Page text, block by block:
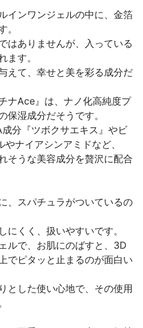
インワンジェルの中に、金箔
。
はありませんが、入っている
ます。
えて、幸せと美を彩る成分だ
ナAce』は、ナノ化高純度プ
保湿成分だそうです。
分『ツボクサエキス』やビ
ナイアシンアミドなど、
そうな美容成分を贅沢に配合
、スパチュラがついているの
にくく、扱いやすいです。
ルで、お肌にのばすと、3D
でピタッと止まるのが面白い
とした使い心地で、その使用